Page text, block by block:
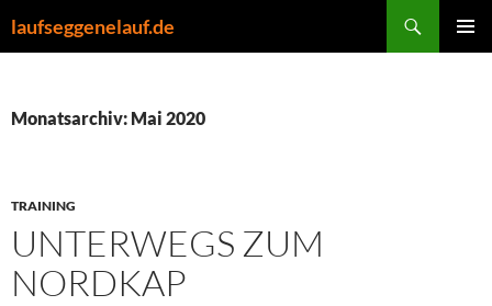
Inhalt
laufseggenelauf.de
Monatsarchiv: Mai 2020
TRAINING
UNTERWEGS ZUM
NORDKAP